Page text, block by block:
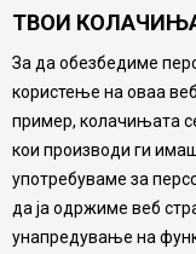
Настојуваме да
производите,
можеме да
комплетни и без
ТВОИ
За да обезбедиме
користење на оваа
пример, колачињата
кои производи ги
употребуваме за
да ја одржиме веб
унапредување на